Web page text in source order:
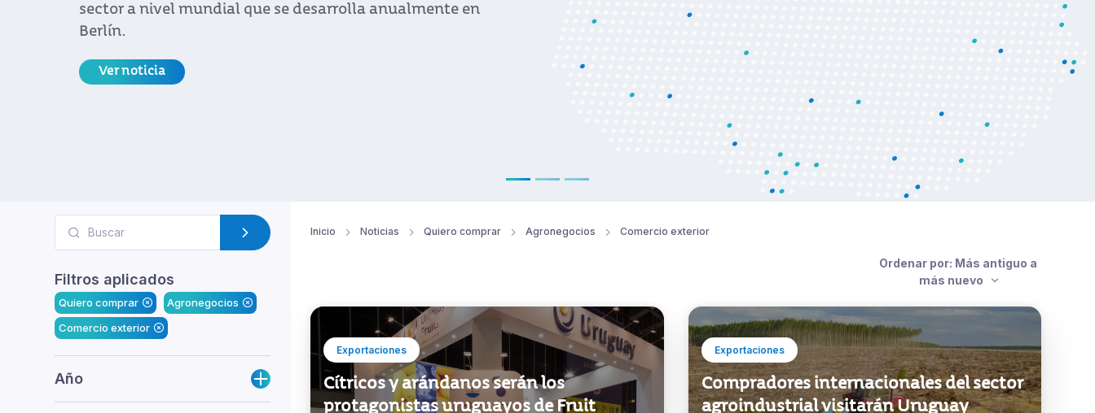
Filtros aplicados
Quiero comprar
Agronegocios
Comercio exterior
Año
Inicio Noticias Quiero comprar Agronegocios Comercio exterior
Ordenar por: Más antiguo a
más nuevo
Exportaciones
Cítricos y arándanos serán los
protagonistas uruguayos de Fruit
Exportaciones
Compradores internacionales del sector
agroindustrial visitarán Uruguay